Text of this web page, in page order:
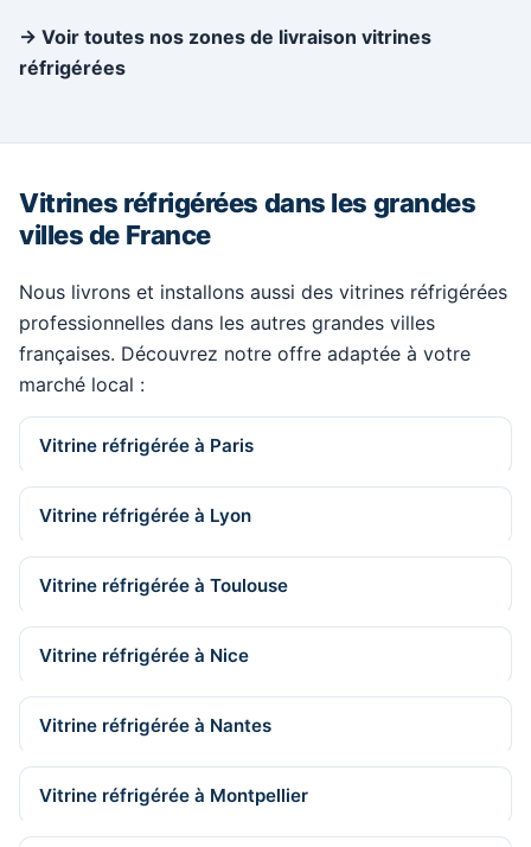
→ Voir toutes nos zones de livraison vitrines
réfrigérées
Vitrines réfrigérées dans les grandes
villes de France
Nous livrons et installons aussi des vitrines réfrigérées
professionnelles dans les autres grandes villes
françaises. Découvrez notre offre adaptée à votre
marché local :
Vitrine réfrigérée à Paris
Vitrine réfrigérée à Lyon
Vitrine réfrigérée à Toulouse
Vitrine réfrigérée à Nice
Vitrine réfrigérée à Nantes
Vitrine réfrigérée à Montpellier